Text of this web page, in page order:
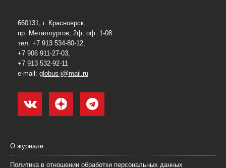
660131, г. Красноярск,
пр. Металлургов, 2ф, оф. 1-08
тел. +7 913 534-80-12,
+7 906 911-27-03,
+7 913 532-92-11
e-mail: globus-j@mail.ru
О журнале
Политика в отношении обработки персональных данных